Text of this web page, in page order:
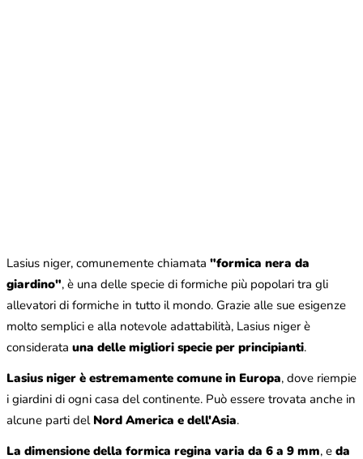
Lasius niger, comunemente chiamata "formica nera da
giardino", è una delle specie di formiche più popolari tra gli
allevatori di formiche in tutto il mondo. Grazie alle sue esigenze
molto semplici e alla notevole adattabilità, Lasius niger è
considerata una delle migliori specie per principianti.
Lasius niger è estremamente comune in Europa, dove riempie
i giardini di ogni casa del continente. Può essere trovata anche in
alcune parti del Nord America e dell'Asia.
La dimensione della formica regina varia da 6 a 9 mm, e da